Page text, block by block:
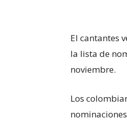
El cantantes
la lista de
noviembre.
Los